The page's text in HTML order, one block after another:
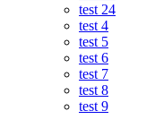
test 24
test 4
test 5
test 6
test 7
test 8
test 9